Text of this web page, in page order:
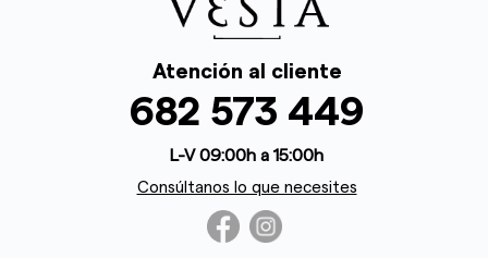
Atención al cliente
682 573 449
L-V 09:00h a 15:00h
Consúltanos lo que necesites